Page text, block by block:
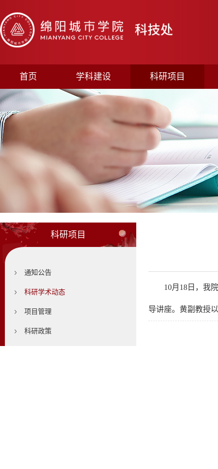
首页 学科建设 科研项目
科研项目
通知公告
科研学术动态
项目管理
科研政策
10月18日，我
导讲座。黄副教授